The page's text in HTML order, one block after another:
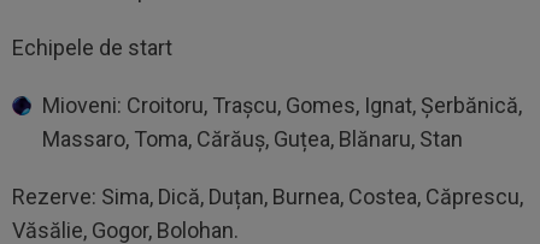
Echipele de start
Mioveni: Croitoru, Trașcu, Gomes, Ignat, Șerbănică,
Massaro, Toma, Cărăuș, Guțea, Blănaru, Stan
Rezerve: Sima, Dică, Duțan, Burnea, Costea, Căprescu,
Văsălie, Gogor, Bolohan.